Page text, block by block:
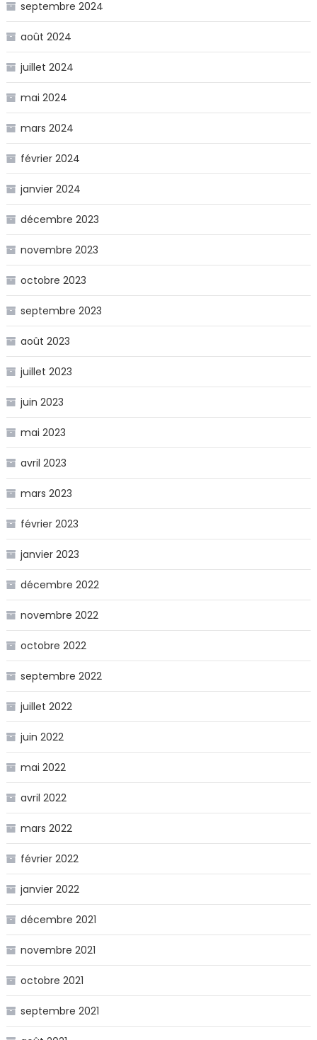
septembre 2024
août 2024
juillet 2024
mai 2024
mars 2024
février 2024
janvier 2024
décembre 2023
novembre 2023
octobre 2023
septembre 2023
août 2023
juillet 2023
juin 2023
mai 2023
avril 2023
mars 2023
février 2023
janvier 2023
décembre 2022
novembre 2022
octobre 2022
septembre 2022
juillet 2022
juin 2022
mai 2022
avril 2022
mars 2022
février 2022
janvier 2022
décembre 2021
novembre 2021
octobre 2021
septembre 2021